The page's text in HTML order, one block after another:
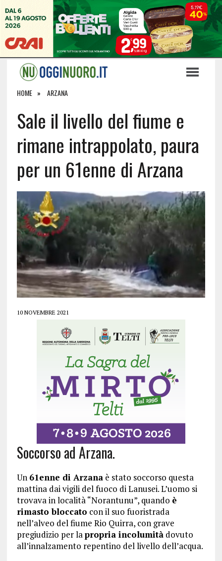
HOME ARZANA
Sale il livello del fiume e
rimane intrappolato, paura
per un 61enne di Arzana
10 NOVEMBRE 2021
Soccorso ad Arzana.
Un 61enne di Arzanaè stato soccorso questa
mattina dai vigili del fuoco di Lanusei. L’uomo si
trovava in località “Norantunu”, quando è
rimasto bloccato con il suo fuoristrada
nell’alveo del fiume Rio Quirra, con grave
pregiudizio per lapropria incolumitàdovuto
all’innalzamento repentino del livello dell’acqua.